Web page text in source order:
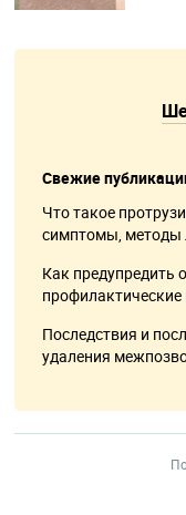
Свежие
Что такое
симптомы, методы
Как предупредить
Последствия и
удаления